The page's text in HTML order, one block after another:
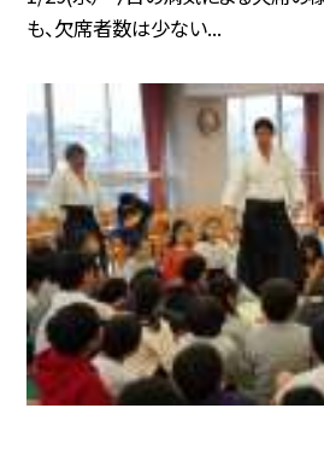
も、欠席者数は少ない...